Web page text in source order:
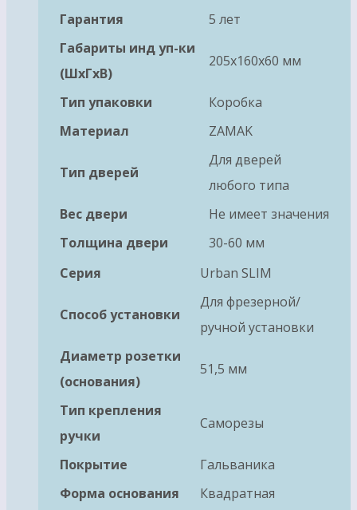
Гарантия
5 лет
Габариты инд уп-ки
(ШхГхВ)
205x160x60 мм
Тип упаковки
Коробка
Материал
ZAMAK
Тип дверей
Для дверей
любого типа
Вес двери
Не имеет значения
Толщина двери
30-60 мм
Серия
Urban SLIM
Способ установки
Для фрезерной/
ручной установки
Диаметр розетки
(основания)
51,5 мм
Тип крепления
ручки
Саморезы
Покрытие
Гальваника
Форма основания
Квадратная